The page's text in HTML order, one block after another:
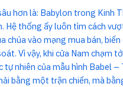
hơn là: Babylon trong Kinh
Hệ thống ấy luôn tìm cách
chúa vào mạng mua bán, biến
Vì vậy, khi cửa Nam chạm
tự nhiên của mẫu hình Babel –
bằng một trận chiến, mà